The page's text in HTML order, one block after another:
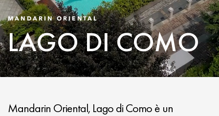
MANDARIN ORIENTAL
LAGO DI COMO
Mandarin Oriental, Lago di Como è un